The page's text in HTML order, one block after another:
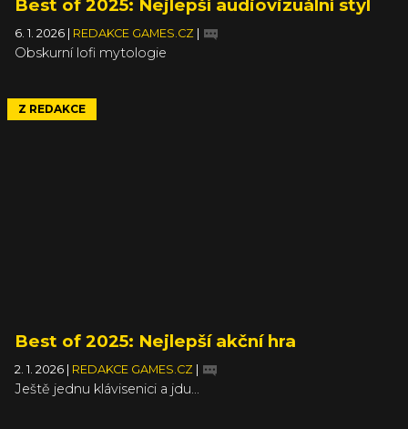
Best of 2025: Nejlepší audiovizuální styl
6. 1. 2026 REDAKCE GAMES.CZ
Obskurní lofi mytologie
Z REDAKCE
Best of 2025: Nejlepší akční hra
2. 1. 2026 REDAKCE GAMES.CZ
Ještě jednu klávisenici a jdu...